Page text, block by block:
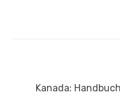
Vorheriger
Kanada: